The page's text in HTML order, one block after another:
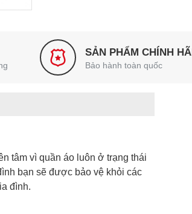
SẢN PHẨM CHÍNH
Bảo hành toàn quốc
tâm vì quần áo luôn ở trạng thái
bạn sẽ được bảo vệ khỏi các
đình.